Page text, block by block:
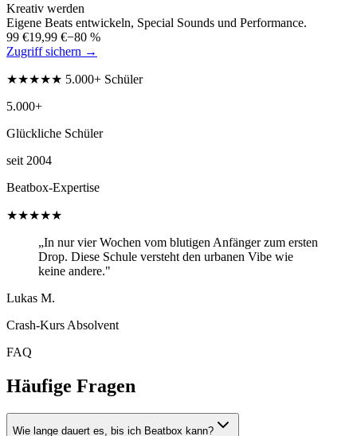
Kreativ werden
Eigene Beats entwickeln, Special Sounds und Performance.
99 €19,99 €−80 %
Zugriff sichern →
★★★★★ 5.000+ Schüler
5.000+
Glückliche Schüler
seit 2004
Beatbox-Expertise
★★★★★
„In nur vier Wochen vom blutigen Anfänger zum ersten
Drop. Diese Schule versteht den urbanen Vibe wie
keine andere."
Lukas M.
Crash-Kurs Absolvent
FAQ
Häufige Fragen
Wie lange dauert es, bis ich Beatbox kann?